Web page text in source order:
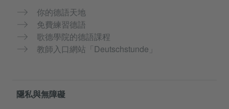
你的德語天地
免費練習德語
歌德學院的德語課程
教師入口網站「Deutschstunde」
隱私與無障礙